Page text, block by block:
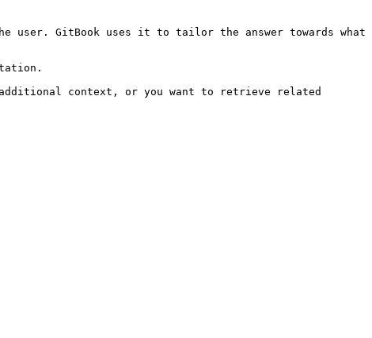
user. GitBook uses it to tailor the answer towards what
context, or you want to retrieve related